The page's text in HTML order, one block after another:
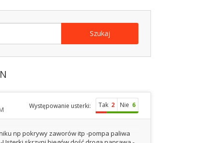
Szukaj
Występowanie usterki: Tak 2 Nie 6
np pokrywy zaworów itp -pompa paliwa